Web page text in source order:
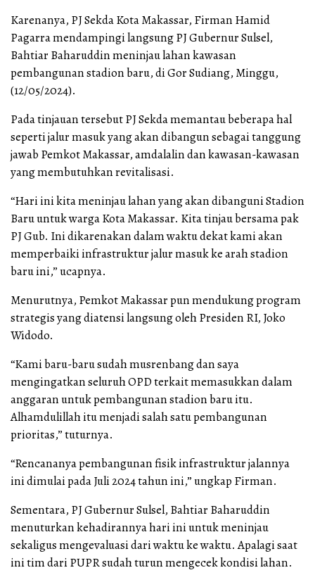
Karenanya, PJ Sekda Kota Makassar, Firman Hamid
Pagarra mendampingi langsung PJ Gubernur Sulsel,
Bahtiar Baharuddin meninjau lahan kawasan
pembangunan stadion baru, di Gor Sudiang, Minggu,
(12/05/2024).
Pada tinjauan tersebut PJ Sekda memantau beberapa hal
seperti jalur masuk yang akan dibangun sebagai tanggung
jawab Pemkot Makassar, amdalalin dan kawasan-kawasan
yang membutuhkan revitalisasi.
“Hari ini kita meninjau lahan yang akan dibanguni Stadion
Baru untuk warga Kota Makassar. Kita tinjau bersama pak
PJ Gub. Ini dikarenakan dalam waktu dekat kami akan
memperbaiki infrastruktur jalur masuk ke arah stadion
baru ini,” ucapnya.
Menurutnya, Pemkot Makassar pun mendukung program
strategis yang diatensi langsung oleh Presiden RI, Joko
Widodo.
“Kami baru-baru sudah musrenbang dan saya
mengingatkan seluruh OPD terkait memasukkan dalam
anggaran untuk pembangunan stadion baru itu.
Alhamdulillah itu menjadi salah satu pembangunan
prioritas,” tuturnya.
“Rencananya pembangunan fisik infrastruktur jalannya
ini dimulai pada Juli 2024 tahun ini,” ungkap Firman.
Sementara, PJ Gubernur Sulsel, Bahtiar Baharuddin
menuturkan kehadirannya hari ini untuk meninjau
sekaligus mengevaluasi dari waktu ke waktu. Apalagi saat
ini tim dari PUPR sudah turun mengecek kondisi lahan.